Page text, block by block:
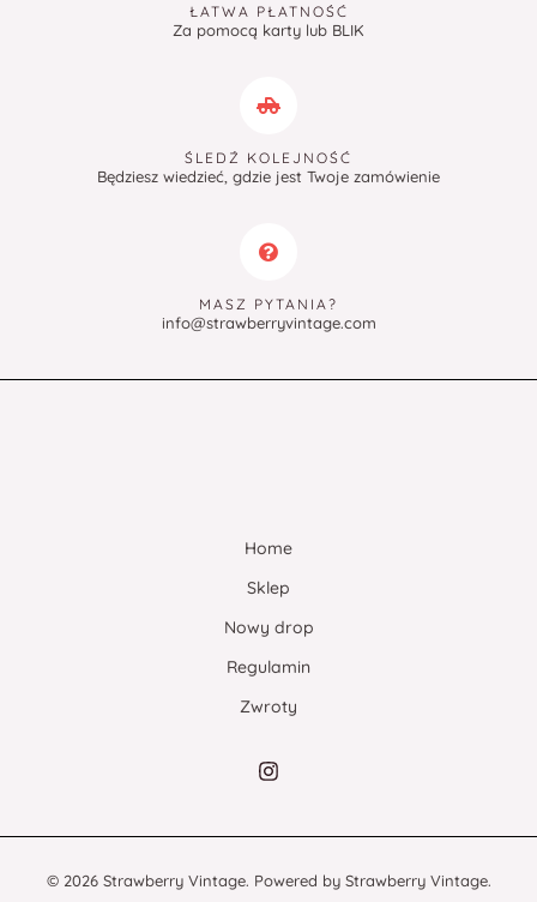
ŁATWA PŁATNOŚĆ
Za pomocą karty lub BLIK
ŚLEDŹ KOLEJNOŚĆ
Będziesz wiedzieć, gdzie jest Twoje zamówienie
MASZ PYTANIA?
info@strawberryvintage.com
Home
Sklep
Nowy drop
Regulamin
Zwroty
© 2026 Strawberry Vintage. Powered by Strawberry Vintage.